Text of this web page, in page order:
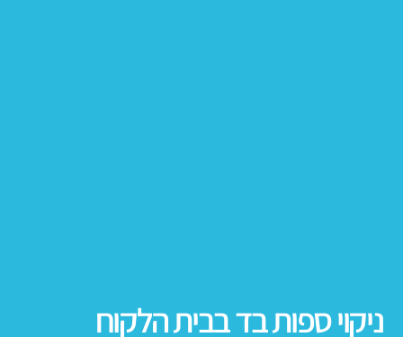
ניקוי ספות בד בבית הלקוח